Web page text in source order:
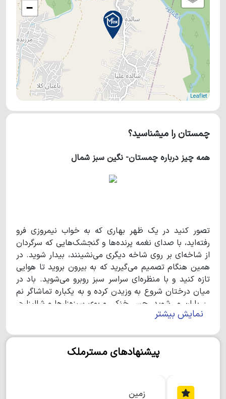
−
Leaflet
چمستان را میشناسید؟
همه چیز درباره چمستان- نگین سبز شمال
تصور کنید در یک ظهر بهاری که به خواب نیمروزی فرو
رفته‌اید، با صدای نغمه پرنده‌ها و گنجشک‌هایی که سرگردان
از شاخه‌ای بر روی شاخه دیگری می‌نشینند، بیدار شوید. در
همین هنگام تصمیم می‌گیرید که به بیرون بروید تا هوایی
تازه کنید و با منظره‌ای سراسر سبز روبرو می‌شوید. باد در
میان درختان شروع به وزیدن کرده و به یکباره تماشاگر نم
نم باران می‌شوید. حس خنکی و بوی سبزه‌زارها و شالیزارها
همان بهشتی است که همیشه انتظارش را داشتید. درست
حتی خوردن نان محلی و عطر چای، طعم دیگری دارد. از
مردمان بومی این منطقه شنیده‌ام که نام چمستان به دلیل
می‌دانند. در هر صورت اگر هنوز برای سفر به چمستان در
نمایش بیشتر
پیشنهادهای مسترملک
زمین